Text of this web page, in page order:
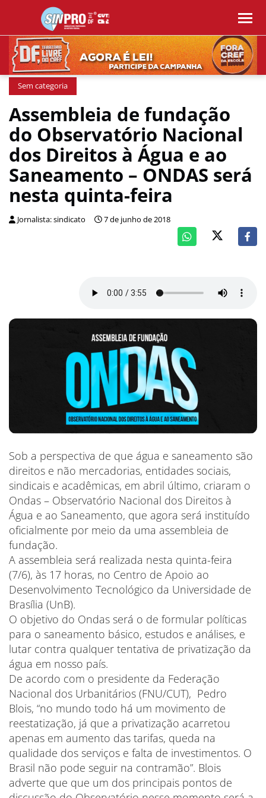
Sem categoria
Assembleia de fundação
do Observatório Nacional
dos Direitos à Água e ao
Saneamento – ONDAS será
nesta quinta-feira
Jornalista: sindicato 7 de junho de 2018
Sob a perspectiva de que água e saneamento são
direitos e não mercadorias, entidades sociais,
sindicais e acadêmicas, em abril último, criaram o
Ondas – Observatório Nacional dos Direitos à
Água e ao Saneamento, que agora será instituído
oficialmente por meio da uma assembleia de
fundação.
A assembleia será realizada nesta quinta-feira
(7/6), às 17 horas, no Centro de Apoio ao
Desenvolvimento Tecnológico da Universidade de
Brasília (UnB).
O objetivo do Ondas será o de formular políticas
para o saneamento básico, estudos e análises, e
lutar contra qualquer tentativa de privatização da
água em nosso país.
De acordo com o presidente da Federação
Nacional dos Urbanitários (FNU/CUT), Pedro
Blois, “no mundo todo há um movimento de
reestatização, já que a privatização acarretou
apenas em aumento das tarifas, queda na
qualidade dos serviços e falta de investimentos. O
Brasil não pode seguir na contramão”. Blois
adverte que que um dos principais pontos de